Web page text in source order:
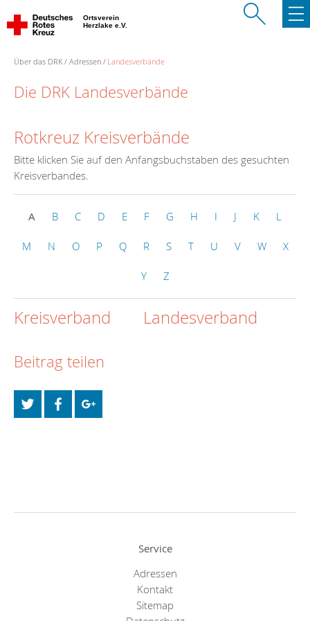
Ortsverein
Herzlake e.V.
Über das DRK Adressen Landesverbände
Die DRK Landesverbände
Rotkreuz Kreisverbände
Bitte klicken Sie auf den Anfangsbuchstaben des gesuchten
Kreisverbandes.
A B C D E F G H I J K L
M N O P Q R S T U V W X
Y Z
Kreisverband Landesverband
Beitrag teilen
Service
Adressen
Kontakt
Sitemap